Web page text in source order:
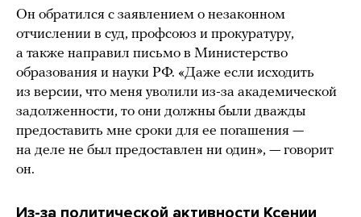
Он обратился с заявлением о незаконном
отчислении в суд, профсоюз и прокуратуру,
а также направил письмо в Министерство
образования и науки РФ. «Даже если исходить
из версии, что меня уволили из-за академической
задолженности, то они должны были дважды
предоставить мне сроки для ее погашения —
на деле не был предоставлен ни один», — говорит
он.
Из-за политической активности Ксении